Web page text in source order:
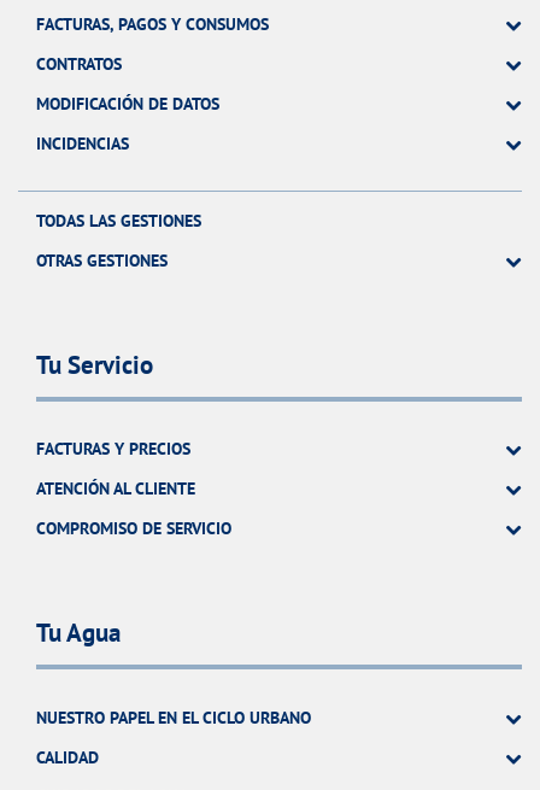
FACTURAS, PAGOS Y CONSUMOS
CONTRATOS
MODIFICACIÓN DE DATOS
INCIDENCIAS
TODAS LAS GESTIONES
OTRAS GESTIONES
Tu Servicio
FACTURAS Y PRECIOS
ATENCIÓN AL CLIENTE
COMPROMISO DE SERVICIO
Tu Agua
NUESTRO PAPEL EN EL CICLO URBANO
CALIDAD